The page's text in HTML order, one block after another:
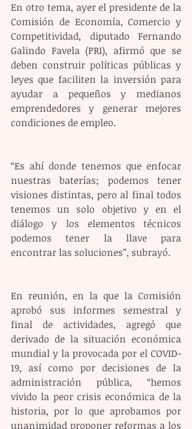
En otro tema, ayer el presidente de la
Comisión de Economía, Comercio y
Competitividad, diputado Fernando
Galindo Favela (PRI), afirmó que se
deben construir políticas públicas y
leyes que faciliten la inversión para
ayudar a pequeños y medianos
emprendedores y generar mejores
condiciones de empleo.
“Es ahí donde tenemos que enfocar
nuestras baterías; podemos tener
visiones distintas, pero al final todos
tenemos un solo objetivo y en el
diálogo y los elementos técnicos
podemos tener la llave para
encontrar las soluciones”, subrayó.
En reunión, en la que la Comisión
aprobó sus informes semestral y
final de actividades, agregó que
derivado de la situación económica
mundial y la provocada por el COVID-
19, así como por decisiones de la
administración pública, “hemos
vivido la peor crisis económica de la
historia, por lo que aprobamos por
unanimidad proponer reformas a los